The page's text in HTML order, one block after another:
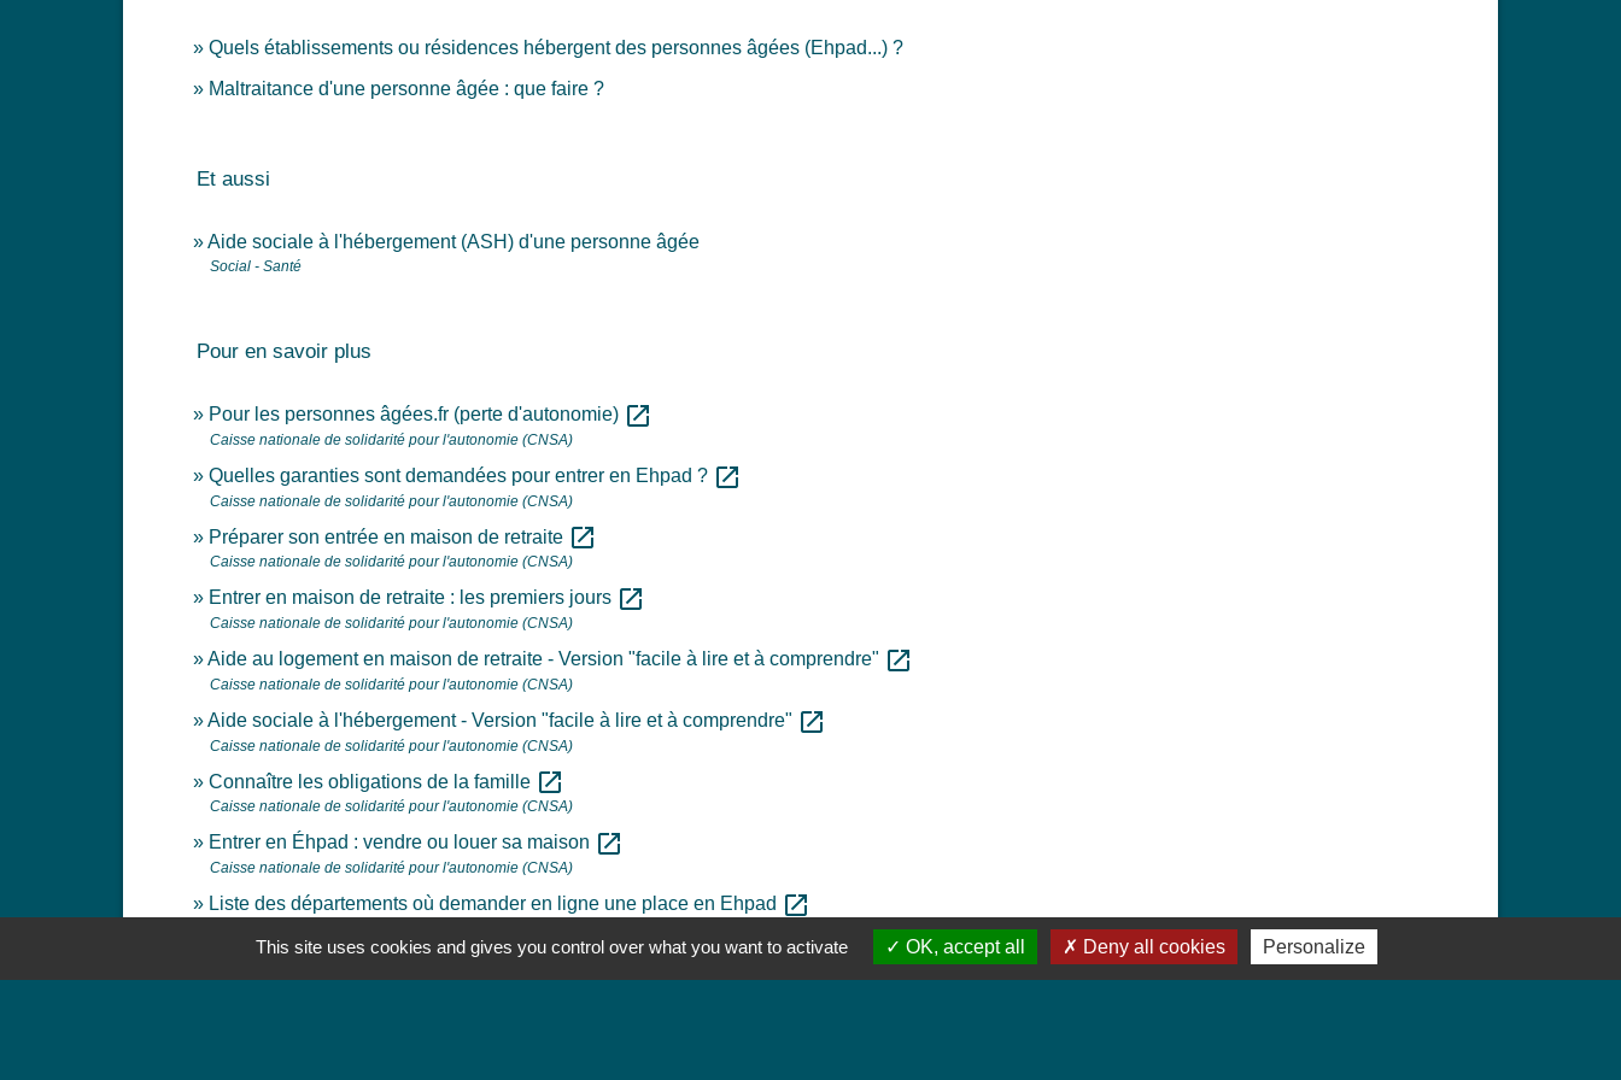
Quels établissements ou résidences hébergent des personnes âgées (Ehpad...) ?
Maltraitance d'une personne âgée : que faire ?
Et aussi
Aide sociale à l'hébergement (ASH) d'une personne âgée
Social - Santé
Pour en savoir plus
Pour les personnes âgées.fr (perte d'autonomie) open_in_new
Caisse nationale de solidarité pour l'autonomie (CNSA)
Quelles garanties sont demandées pour entrer en Ehpad ? open_in_new
Caisse nationale de solidarité pour l'autonomie (CNSA)
Préparer son entrée en maison de retraite open_in_new
Caisse nationale de solidarité pour l'autonomie (CNSA)
Entrer en maison de retraite : les premiers jours open_in_new
Caisse nationale de solidarité pour l'autonomie (CNSA)
Aide au logement en maison de retraite - Version "facile à lire et à comprendre" open_in_new
Caisse nationale de solidarité pour l'autonomie (CNSA)
Aide sociale à l'hébergement - Version "facile à lire et à comprendre" open_in_new
Caisse nationale de solidarité pour l'autonomie (CNSA)
Connaître les obligations de la famille open_in_new
Caisse nationale de solidarité pour l'autonomie (CNSA)
Entrer en Éhpad : vendre ou louer sa maison open_in_new
Caisse nationale de solidarité pour l'autonomie (CNSA)
Liste des départements où demander en ligne une place en Ehpad open_in_new
This site uses cookies and gives you control over what you want to activate OK, accept all Deny all cookies Personalize